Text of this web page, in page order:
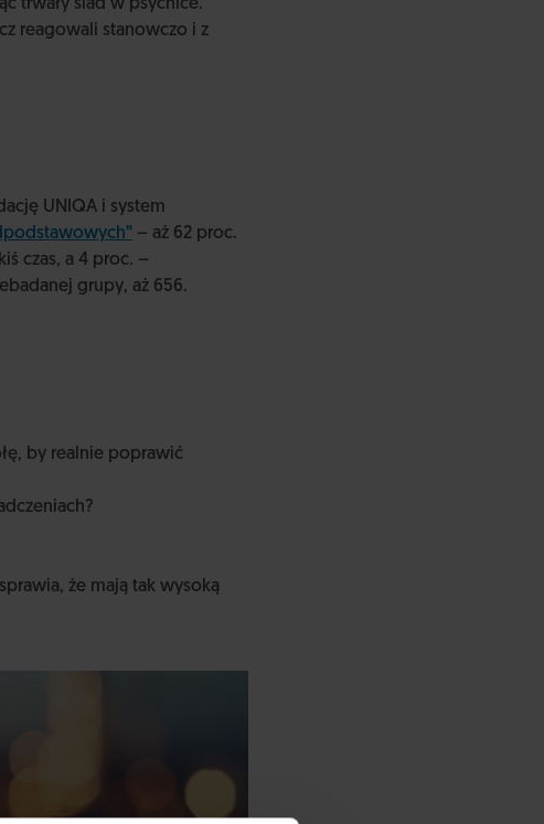
trwały ślad w psychice.
reagowali stanowczo i z
UNIQA i system
– aż 62 proc.
czas, a 4 proc. –
grupy, aż 656.
by realnie poprawić
że mają tak wysoką